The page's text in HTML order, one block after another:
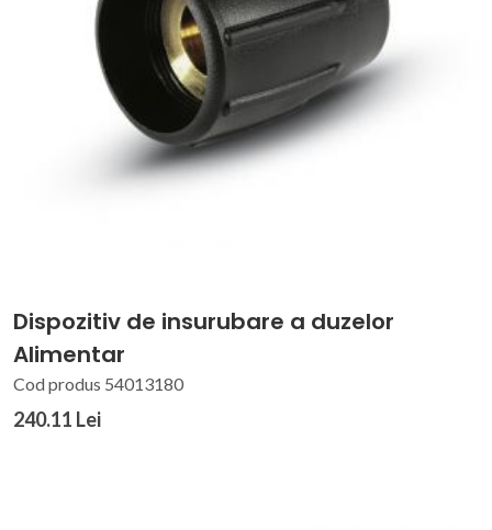
Dispozitiv de insurubare a duzelor
Alimentar
Cod produs 54013180
240.11 Lei